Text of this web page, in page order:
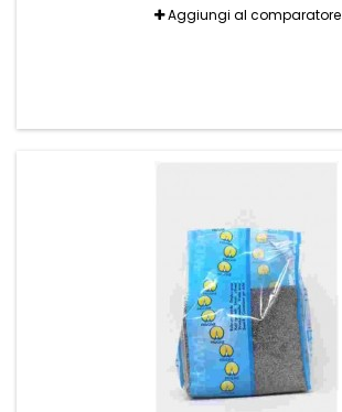
Aggiungi al comparatore